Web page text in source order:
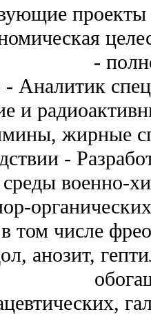
проекты
-
- Аналитик
и
жирные
-
военно-
том числе
анозит,